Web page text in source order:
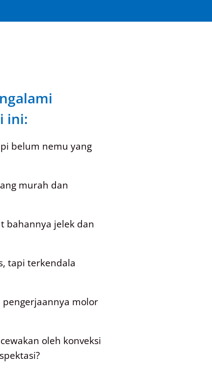
ini:
belum nemu yang
murah dan
bahannya jelek dan
tapi terkendala
pengerjaannya molor
oleh konveksi